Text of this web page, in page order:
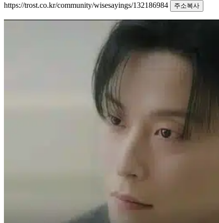
https://trost.co.kr/community/wisesayings/132186984
주소복사